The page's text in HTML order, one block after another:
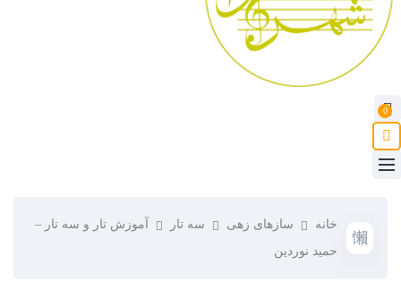
0
خانه سازهای زهی سه تار
آموزش تار و سه تار –
حمید نوردین